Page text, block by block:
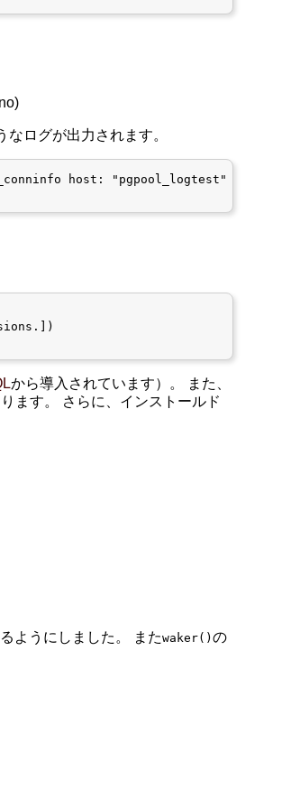
ログが出力されます。
host: "pgpool_logtest"
から導入されています）。 また、
ます。 さらに、インストールド
ようにしました。 またwaker()の